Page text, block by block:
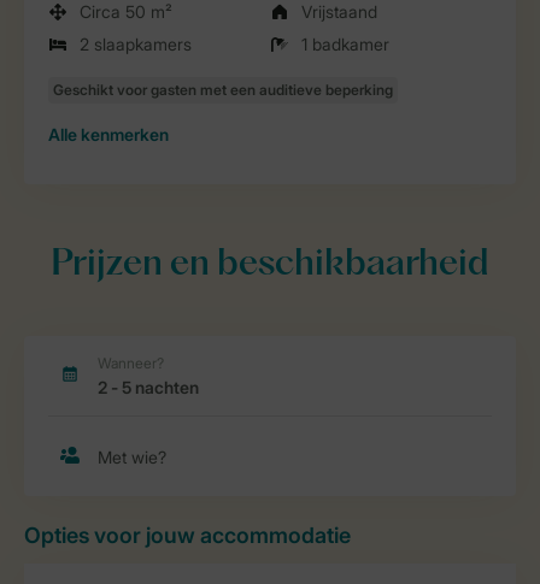
Circa 50 m²
Vrijstaand
2 slaapkamers
1 badkamer
Alle kenmerken
Prijzen en beschikbaarheid
Opties voor jouw accommodatie